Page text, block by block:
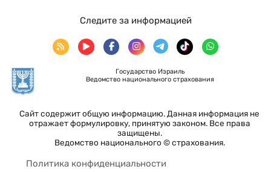
Государство Израиль
Ведомство национального страхования
Сайт содержит общую информацию. Данная информация не
отражает формулировку, принятую законом. Все права
защищены.
Ведомство национального © страхования.
Следите за информацией
Политика конфиденциальности